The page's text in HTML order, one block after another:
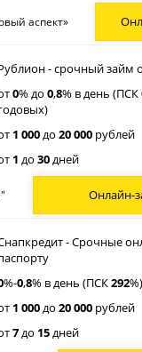
аспект»
- срочный займ
0% до0,8% в день (ПСК
1 000до20 000 рублей
1 до30дней
Онлайн-
- Срочные
%-0,8% в день (ПСК292%)
1 000до20 000 рублей
7до 15дней